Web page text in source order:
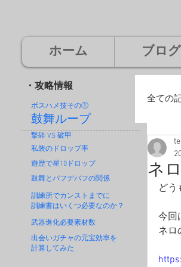
ホーム ブログ
・攻略情報
ボスハメ技その①
鼓舞ループ
撃砕 VS 破甲
私装のドロップ率
遊歴で星10ドロップ
鼓舞とバフデバフの関係
訓練所でカンストまでに
訓練書はいくつ必要なのか？
武器進化必要素材数
出会いガチャの元宝効率を
計算してみた
全ての
ネ
どう
今回
ネロ